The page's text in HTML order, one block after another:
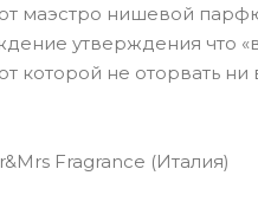
маэстро нишевой
утверждения что
которой не оторвать ни
Fragrance (Италия)